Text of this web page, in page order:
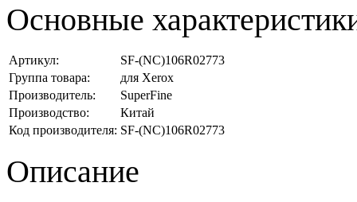
Основные
Артикул:
SF-(NC)106R02773
Группа товара:
для Xerox
Производитель:
SuperFine
Производство:
Китай
Код производителя: SF-(NC)106R02773
Описание